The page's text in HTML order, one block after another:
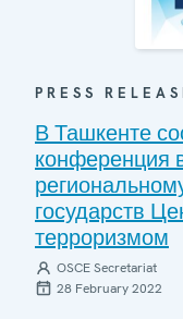
PRESS
В Ташкенте
конференция
государств
терроризмом
OSCE Secretariat
28 February 2022